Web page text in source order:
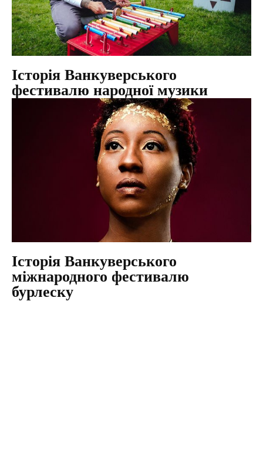
Історія Ванкуверського
фестивалю народної музики
Історія Ванкуверського
міжнародного фестивалю
бурлеску